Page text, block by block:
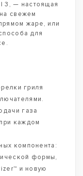
3, — настоящая
свежем
жаре, или
для
гриля
газа
каждом
компонента:
формы,
и новую